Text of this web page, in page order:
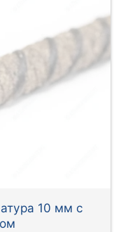
10 мм с